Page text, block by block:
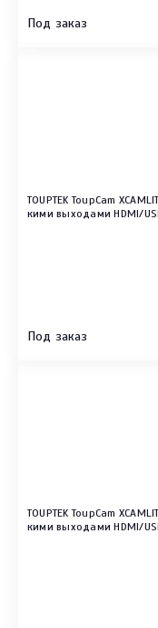
Под заказ
TOUPTEK ToupCam
кими выходами HDMI/
Под заказ
TOUPTEK ToupCam
кими выходами HDMI/